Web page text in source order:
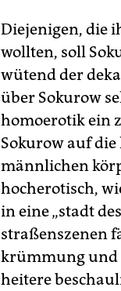
Diejenigen, die
wollten, soll
wütend der
über Sokurow
homoerotik ein
Sokurow auf
männlichen
hocherotisch,
in eine „stadt
straßenszenen
krümmung und
heitere